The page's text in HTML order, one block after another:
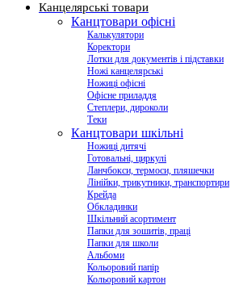
Канцелярські товари
Канцтовари офісні
Калькулятори
Коректори
Лотки для документів і підставки
Ножі канцелярські
Ножиці офісні
Офісне приладдя
Степлери, дироколи
Теки
Канцтовари шкільні
Ножиці дитячі
Готовальні, циркулі
Ланчбокси, термоси, пляшечки
Лінійки, трикутники, транспортири
Крейда
Обкладинки
Шкільний асортимент
Папки для зошитів, праці
Папки для школи
Альбоми
Кольоровий папір
Кольоровий картон